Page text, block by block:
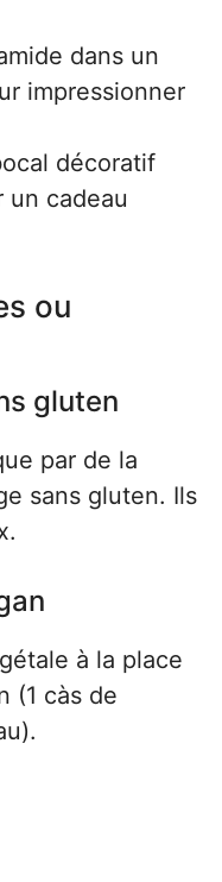
dans un
impressionner
décoratif
un cadeau
ou
gluten
par de la
sans gluten. Ils
à la place
(1 càs de